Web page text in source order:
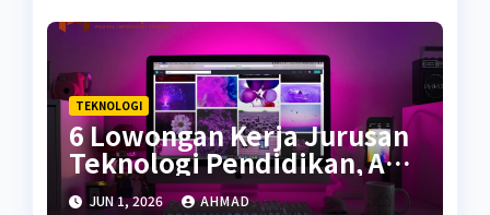
TEKNOLOGI
6 Lowongan Kerja Jurusan
Teknologi Pendidikan, Apa
Saja?
JUN 1, 2026 AHMAD